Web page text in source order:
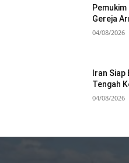
Gereja
04/08/2026
Iran
Tengah
04/08/2026